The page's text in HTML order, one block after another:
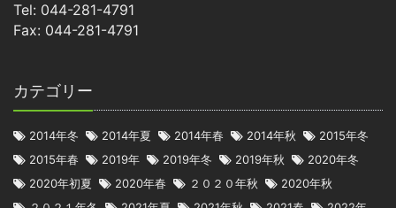
Tel: 044-281-4791
Fax: 044-281-4791
カテゴリー
2014年冬 2014年夏 2014年春 2014年秋
2015年冬
2015年春
2019年 2019年冬 2019年秋
2020年冬
2020年初夏
2020年春 ２０２０年秋
2020年秋